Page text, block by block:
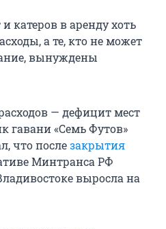
катеров в аренду хоть
а те, кто не может
вынуждены
— дефицит мест
гавани «Семь Футов»
что послезакрытия
Минтранса РФ
выросла на